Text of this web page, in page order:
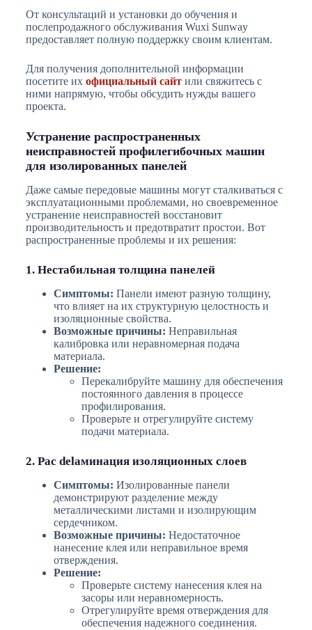
От консультаций и установки до обучения и
послепродажного обслуживания Wuxi Sunway
предоставляет полную поддержку своим клиентам.
Для получения дополнительной информации
посетите их официальный сайтили свяжитесь с
ними напрямую, чтобы обсудить нужды вашего
проекта.
Устранение распространенных
неисправностей профилегибочных машин
для изолированных панелей
Даже самые передовые машины могут сталкиваться с
эксплуатационными проблемами, но своевременное
устранение неисправностей восстановит
производительность и предотвратит простои. Вот
распространенные проблемы и их решения:
1. Нестабильная толщина панелей
Симптомы: Панели имеют разную толщину,
что влияет на их структурную целостность и
изоляционные свойства.
Возможные причины: Неправильная
калибровка или неравномерная подача
материала.
Решение:
Перекалибруйте машину для обеспечения
постоянного давления в процессе
профилирования.
Проверьте и отрегулируйте систему
подачи материала.
2. Рас delаминация изоляционных слоев
Симптомы: Изолированные панели
демонстрируют разделение между
металлическими листами и изолирующим
сердечником.
Возможные причины: Недостаточное
нанесение клея или неправильное время
отверждения.
Решение:
Проверьте систему нанесения клея на
засоры или неравномерность.
Отрегулируйте время отверждения для
обеспечения надежного соединения.